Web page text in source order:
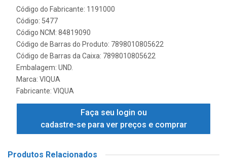
Código do Fabricante: 1191000
Código: 5477
Código NCM: 84819090
Código de Barras do Produto: 7898010805622
Código de Barras da Caixa: 7898010805622
Embalagem: UND.
Marca: VIQUA
Fabricante: VIQUA
Faça seu login ou
cadastre-se para ver preços e comprar
Produtos Relacionados